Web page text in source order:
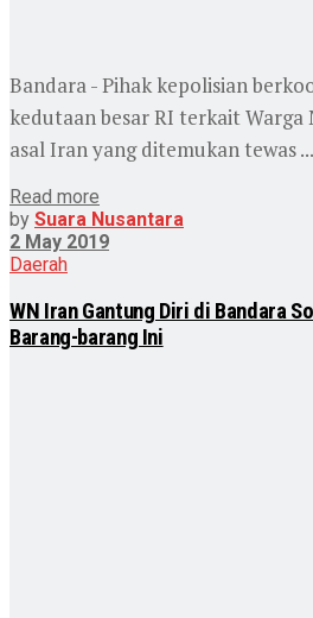
Bandara - Pihak kepolisian
kedutaan besar RI terkait Warga
asal Iran yang ditemukan tewas ...
Read more
by Suara Nusantara
2 May 2019
Daerah
WN Iran Gantung Diri di Bandara
Barang-barang Ini